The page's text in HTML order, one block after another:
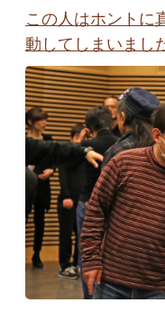
この人はホントに
動してしまいまし